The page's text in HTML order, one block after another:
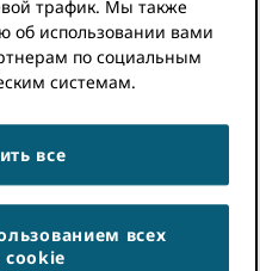
ссылок ниже,
трафик. Мы также
об использовании вами
по социальным
системам.
все
всех
cookie